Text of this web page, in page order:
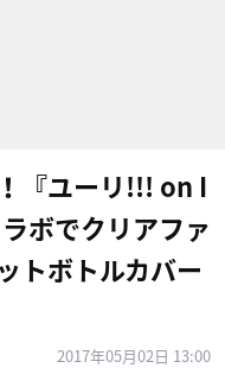
『ユーリ!!! on I
ボでクリアファ
トボトルカバー
2017年05月02日 13:00